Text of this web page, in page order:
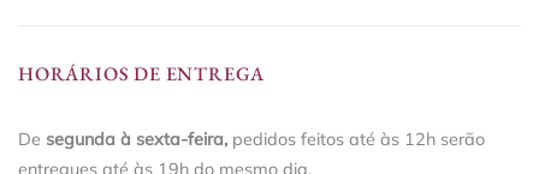
HORÁRIOS DE ENTREGA
De segunda à sexta-feira, pedidos feitos até às 12h serão
entregues até às 19h do mesmo dia.